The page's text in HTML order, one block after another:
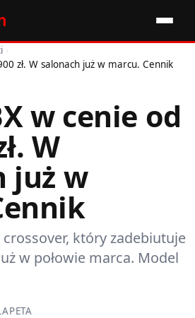
›
zł. W salonach już w marcu. Cennik
w cenie od
W
już w
crossover, który zadebiutuje
w połowie marca. Model